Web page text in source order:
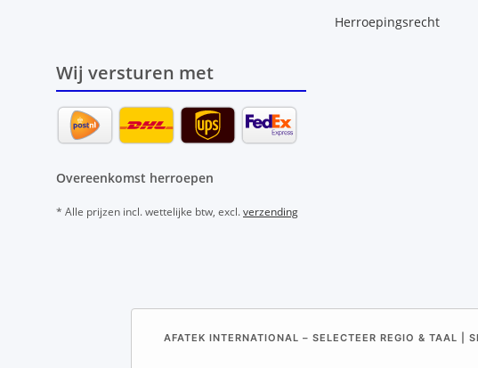
Herroepingsrecht
Wij versturen met
Overeenkomst herroepen
* Alle prijzen incl. wettelijke btw, excl.verzending
AFATEK INTERNATIONAL – SELECTEER REGIO & TAAL |